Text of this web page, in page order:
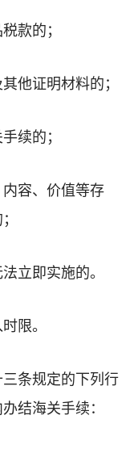
款的；
他证明材料的；
续的；
内容、价值等存
立即实施的。
限。
条规定的下列行
结海关手续：